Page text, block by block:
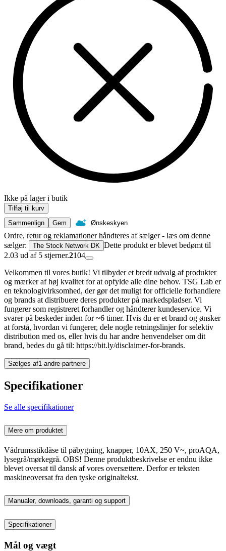
Ikke på lager i butik
Tilføj til kurv
Sammenlign
Gem Ønskeskyen
Ordre, retur og reklamationer håndteres af sælger - læs om denne
sælger:
The Stock Network DK Dette produkt er blevet bedømt til
2.03 ud af 5 stjerner.2104
Velkommen til vores butik! Vi tilbyder et bredt udvalg af produkter
og mærker af høj kvalitet for at opfylde alle dine behov. TSG Lab er
en teknologivirksomhed, der gør det muligt for officielle forhandlere
og brands at distribuere deres produkter på markedspladser. Vi
fungerer som registreret forhandler og håndterer kundeservice. Vi
svarer på beskeder inden for ~6 timer. Hvis du er et brand og ønsker
at forstå, hvordan vi fungerer, dele nogle retningslinjer for selektiv
distribution med os, eller hvis du har andre henvendelser om dit
brand, bedes du gå til: https://bit.ly/disclaimer-for-brands.
Sælges af1 andre partnere
Specifikationer
Se alle specifikationer
Mere om produktet
Vådrumsstikdåse til påbygning, knapper, 10AX, 250 V~, proAQA,
lysegrå/mørkegrå. OBS! Denne produktbeskrivelse er endnu ikke
blevet oversat til dansk af vores oversættere. Derfor er teksten
maskineoversat fra den tyske originaltekst.
Manualer, downloads, garanti og support
Specifikationer
Mål og vægt